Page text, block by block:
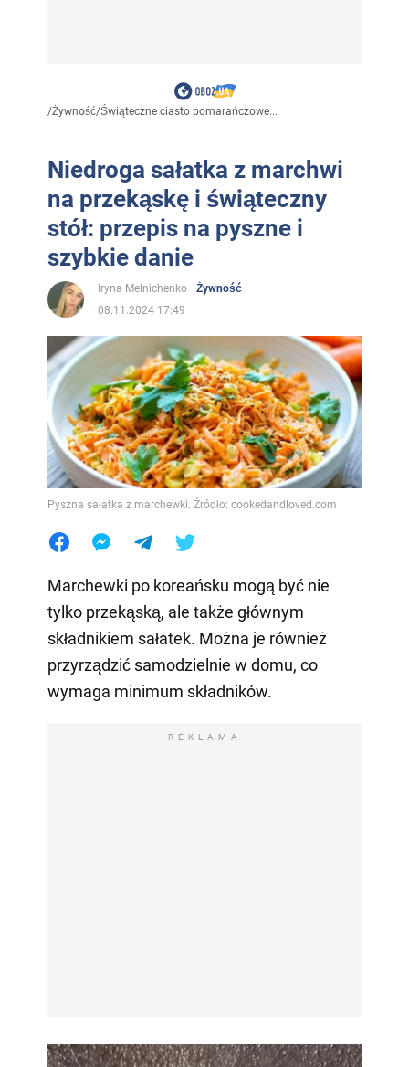
/Żywność/Świąteczne ciasto pomarańczowe...
Niedroga sałatka z marchwi
na przekąskę i świąteczny
stół: przepis na pyszne i
szybkie danie
Iryna Melnichenko
Żywność
08.11.2024 17:49
Pyszna sałatka z marchewki. Źródło: cookedandloved.com
Marchewki po koreańsku mogą być nie
tylko przekąską, ale także głównym
składnikiem sałatek. Można je również
przyrządzić samodzielnie w domu, co
wymaga minimum składników.
REKLAMA